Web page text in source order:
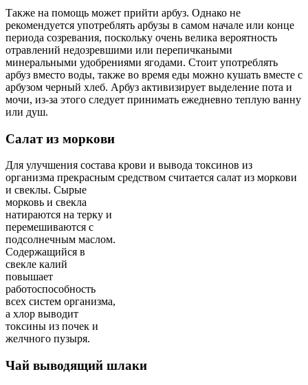
Также на помощь может прийти арбуз. Однако не
рекомендуется употреблять арбузы в самом начале или конце
периода созревания, поскольку очень велика вероятность
отравлений недозревшими или перепичкаными
минеральными удобрениями ягодами. Стоит употреблять
арбуз вместо воды, также во время еды можно кушать вместе с
арбузом черный хлеб. Арбуз активизирует выделение пота и
мочи, из-за этого следует принимать ежедневно теплую ванну
или душ.
Салат из моркови
Для улучшения состава крови и вывода токсинов из
организма прекрасным средством считается салат из моркови
и свеклы. Сырые
морковь и свекла
натираются на терку и
перемешиваются с
подсолнечным маслом.
Содержащийся в
свекле калий
повышает
работоспособность
всех систем организма,
а хлор выводит
токсины из почек и
желчного пузыря.
Чай выводящий шлаки